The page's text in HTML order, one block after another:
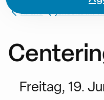
Kirche jenseits IM
Freitag, 19.